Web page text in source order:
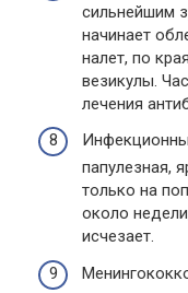
сильнейшим
начинает
налет, по
везикулы.
лечения
папулезная,
только на
около
исчезает.